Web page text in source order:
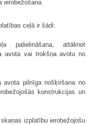
ierobežošana.
ceļā ir šādi:
palielināšana, attālinot
avota vai trokšņa avotu no
pilnīga nošķiršana no
konstrukcijas un
izplatību ierobežojošu